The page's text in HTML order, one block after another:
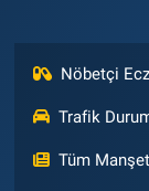
Nöbetçi
Trafik
Tüm